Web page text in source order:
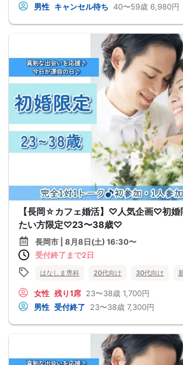
男性 キャンセル待ち 40〜59歳 6,980円
【長岡☆カフェ婚活】♡人気企画♡初婚
たい方限定♡23〜38歳♡
長岡市 | 8月8日(土) 16:30〜
受付終了まで2日
はなしま専科 20代向け 30代向け
女性 残り1席 23〜38歳 1,700円
男性 受付終了 23〜38歳 7,300円